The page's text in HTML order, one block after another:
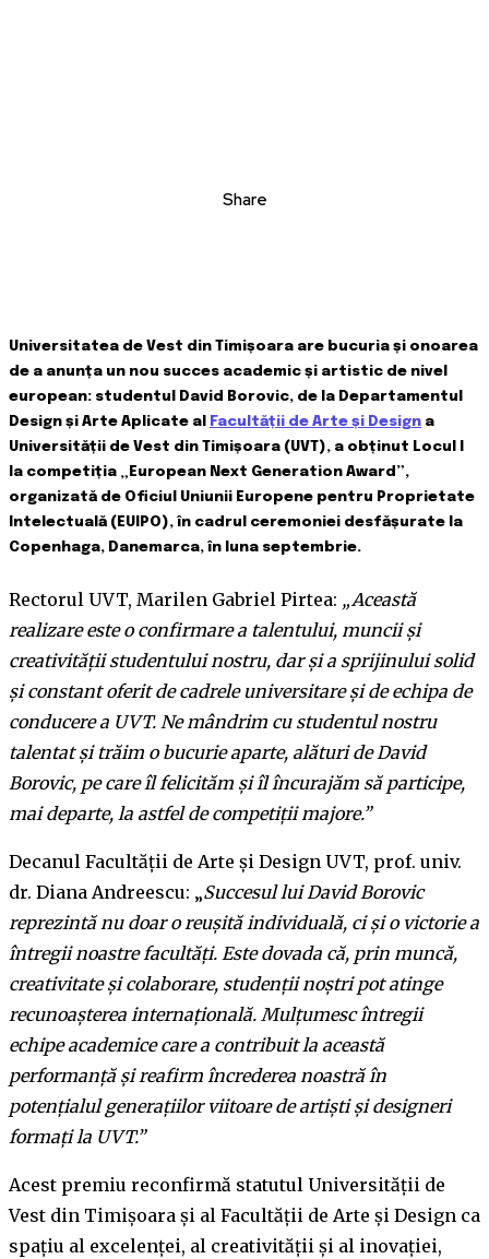
Share
Universitatea de Vest din Timișoara are bucuria și onoarea
de a anunța un nou succes academic și artistic de nivel
european: studentul David Borovic, de la Departamentul
Design și Arte Aplicate al
Facultății de Arte și Design a
Universității de Vest din Timișoara (UVT), a obținut Locul I
la competiția „European Next Generation Award”,
organizată de Oficiul Uniunii Europene pentru Proprietate
Intelectuală (EUIPO), în cadrul ceremoniei desfășurate la
Copenhaga, Danemarca, în luna septembrie.
Rectorul UVT, Marilen Gabriel Pirtea: „Această
realizare este o confirmare a talentului, muncii și
creativității studentului nostru, dar și a sprijinului solid
și constant oferit de cadrele universitare și de echipa de
conducere a UVT. Ne mândrim cu studentul nostru
talentat și trăim o bucurie aparte, alături de David
Borovic, pe care îl felicităm și îl încurajăm să participe,
mai departe, la astfel de competiții majore.”
Decanul Facultății de Arte și Design UVT, prof. univ.
dr. Diana Andreescu: „Succesul lui David Borovic
reprezintă nu doar o reușită individuală, ci și o victorie a
întregii noastre facultăți. Este dovada că, prin muncă,
creativitate și colaborare, studenții noștri pot atinge
recunoașterea internațională. Mulțumesc întregii
echipe academice care a contribuit la această
performanță și reafirm încrederea noastră în
potențialul generațiilor viitoare de artiști și designeri
formați la UVT.”
Acest premiu reconfirmă statutul Universității de
Vest din Timișoara și al Facultății de Arte și Design ca
spațiu al excelenței, al creativității și al inovației,